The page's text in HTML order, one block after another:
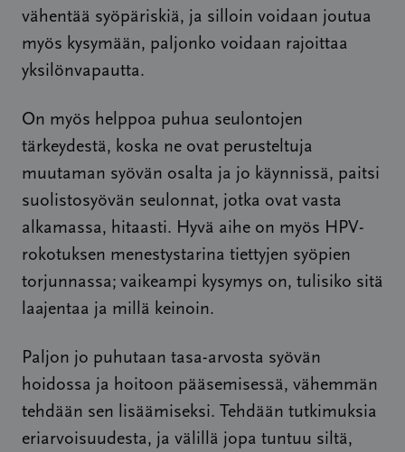
vähentää syöpäriskiä, ja silloin voidaan joutua
myös kysymään, paljonko voidaan rajoittaa
yksilönvapautta.
On myös helppoa puhua seulontojen
tärkeydestä, koska ne ovat perusteltuja
muutaman syövän osalta ja jo käynnissä, paitsi
suolistosyövän seulonnat, jotka ovat vasta
alkamassa, hitaasti. Hyvä aihe on myös HPV-
rokotuksen menestystarina tiettyjen syöpien
torjunnassa; vaikeampi kysymys on, tulisiko sitä
laajentaa ja millä keinoin.
Paljon jo puhutaan tasa-arvosta syövän
hoidossa ja hoitoon pääsemisessä, vähemmän
tehdään sen lisäämiseksi. Tehdään tutkimuksia
eriarvoisuudesta, ja välillä jopa tuntuu siltä,